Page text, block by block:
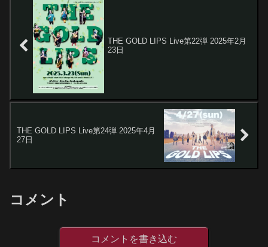
THE GOLD LIPS Live第22弾 2025年2月
23日
THE GOLD LIPS Live第24弾 2025年4月
27日
コメント
コメントを書き込む